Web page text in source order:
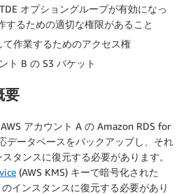
オプショングループが有効になっ
するための適切な権限があること
て作業するためのアクセス権
ト B の S3 バケット
要
アカウント A の Amazon RDS for
データベースをバックアップし、それ
タンスに復元する必要があります。
(AWS KMS) キーで暗号化された
インスタンスに復元する必要があり